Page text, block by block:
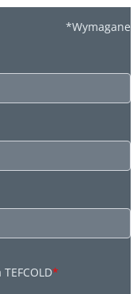
*Wymagane
*